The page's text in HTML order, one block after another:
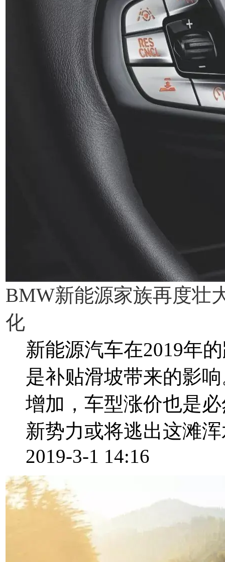
BMW新能源家族再度壮
化
新能源汽车在2019年
是补贴滑坡带来的影
增加，车型涨价也是
新势力或将逃出这滩
2019-3-1 14:16